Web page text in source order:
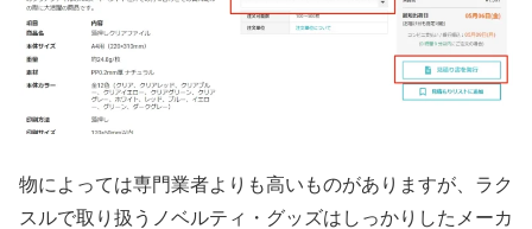
物によっては専門業者よりも高いものがありますが、ラク
スルで取り扱うノベルティ・グッズはしっかりしたメーカ